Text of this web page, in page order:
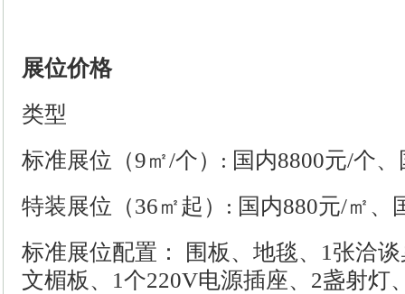
展位价格
类型
标准展位（9㎡/个）: 国内8800元/个
特装展位（36㎡起）: 国内880元/㎡、
标准展位配置：
围板、地毯、 1张洽
文楣板、1个220V电源插座、2盏射灯